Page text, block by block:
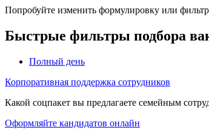
Попробуйте изменить формулировку или
Быстрые фильтры подбора
Полный день
Корпоративная поддержка сотрудников
Какой соцпакет вы предлагаете семейным
Оформляйте кандидатов онлайн